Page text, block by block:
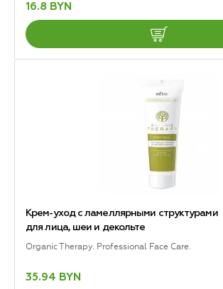
16.8 BYN
Крем-уход с ламеллярными структурами
для лица, шеи и декольте
Organic Therapy. Professional Face Care.
35.94 BYN